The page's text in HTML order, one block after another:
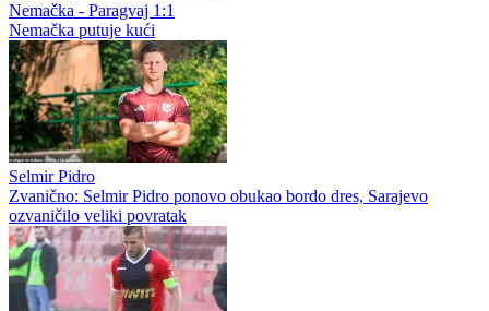
Nemačka - Paragvaj 1:1
Nemačka putuje kući
Selmir Pidro
Zvanično: Selmir Pidro ponovo obukao bordo dres, Sarajevo
ozvaničilo veliki povratak